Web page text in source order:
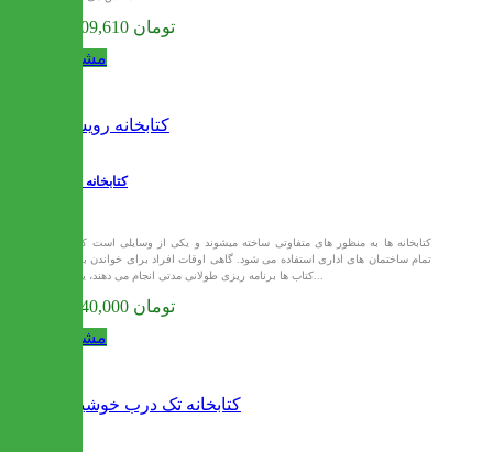
12,809,610 تومان
مشاهده
کتابخانه رویسا
کتابخانه ها به منظور های متفاوتی ساخته میشوند و یکی از وسایلی است که در
تمام ساختمان های اداری استفاده می شود. گاهی اوقات افراد برای خواندن برخی
کتاب ها برنامه ریزی طولانی مدتی انجام می دهند، یا می...
15,840,000 تومان
مشاهده